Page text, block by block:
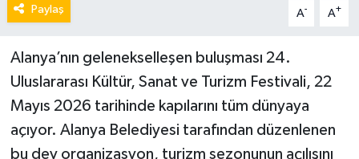
Paylaş A- A+
Alanya’nın gelenekselleşen buluşması 24.
Uluslararası Kültür, Sanat ve Turizm Festivali, 22
Mayıs 2026 tarihinde kapılarını tüm dünyaya
açıyor. Alanya Belediyesi tarafından düzenlenen
bu dev organizasyon, turizm sezonunun açılışını